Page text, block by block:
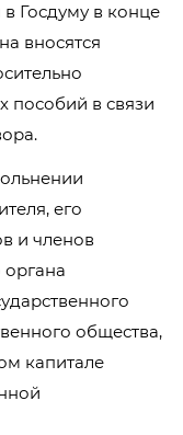
Госдуму в конце
вносятся
пособий в связи
его
и членов
органа
общества,
капитале